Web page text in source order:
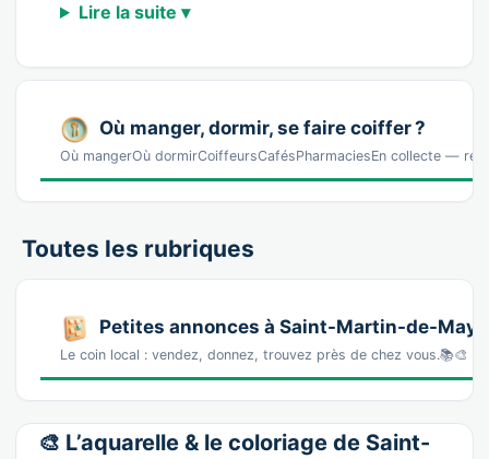
Lire la suite ▾
Où manger, dormir, se faire coiffer ?
Où mangerOù dormirCoiffeursCafésPharmaciesEn collecte —
Toutes les rubriques
Petites annonces à Saint-Martin-de-May
Le coin local : vendez, donnez, trouvez près de chez vous.📚🎨
🎨 L’aquarelle & le coloriage de Saint-